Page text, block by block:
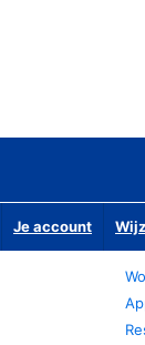
Je account